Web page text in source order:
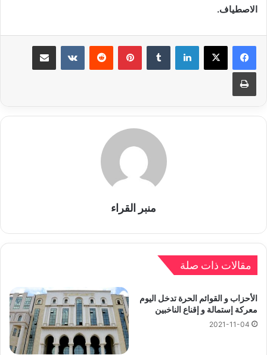
الاصطياف.
لينكدإن بينتيريست
طباعة
منبر القراء
مقالات ذات صلة
الأحزاب و القوائم الحرة تدخل اليوم
معركة إستمالة و إقناع الناخبين
2021-11-04